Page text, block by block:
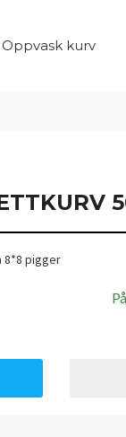
Oppvask kurv
8*8 pigger